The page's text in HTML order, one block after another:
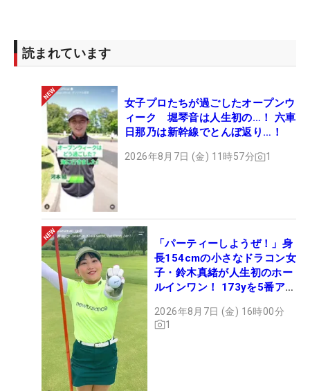
読まれています
女子プロたちが過ごしたオープンウ
ィーク 堀琴音は人生初の…！ 六車
日那乃は新幹線でとんぼ返り…！
2026年8月7日 (金) 11時57分 1
「パーティーしようぜ！」身
長154cmの小さなドラコン女
子・鈴木真緒が人生初のホー
ルインワン！ 173yを5番アイ
2026年8月7日 (金) 16時00分
1